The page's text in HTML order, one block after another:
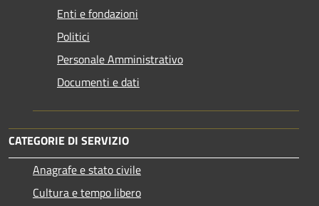
Enti e fondazioni
Politici
Personale Amministrativo
Documenti e dati
CATEGORIE DI SERVIZIO
Anagrafe e stato civile
Cultura e tempo libero